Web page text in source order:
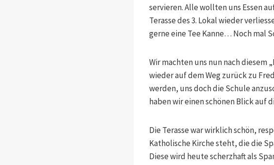
servieren. Alle wollten uns Essen
Terasse des 3. Lokal wieder
gerne eine Tee Kanne… Noch mal
Wir machten uns nun nach diesem
wieder auf dem Weg zurück zu
werden, uns doch die Schule
haben wir einen schönen Blick auf
Die Terasse war wirklich schön,
Katholische Kirche steht, die die
Diese wird heute scherzhaft als